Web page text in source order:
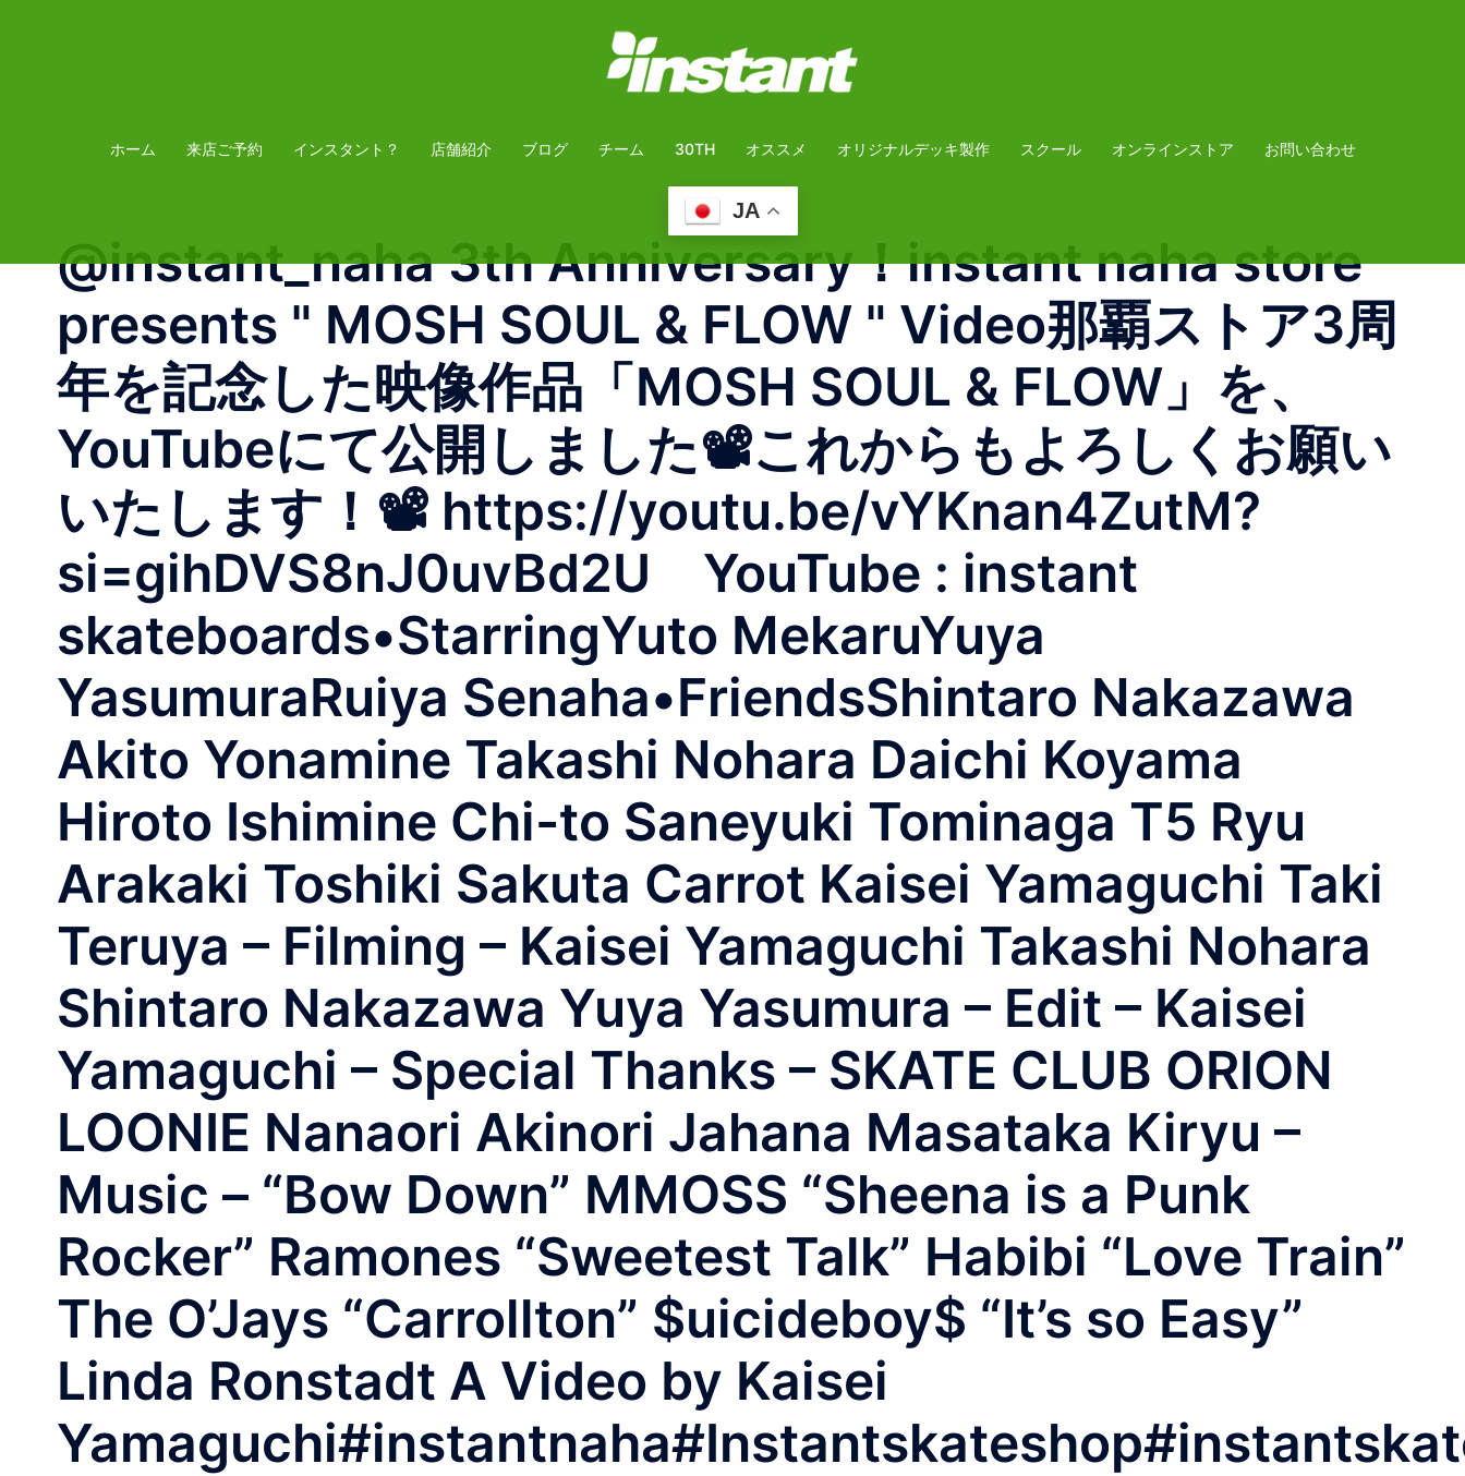
ホーム 来店ご予約 インスタント？ 店舗紹介 ブログ チーム 30TH オススメ オリジナルデッキ製作 スクール オンラインストア お問い合わせ
JA
@instant_naha 3th Anniversary！instant naha store
presents " MOSH SOUL & FLOW " Video那覇ストア3周
年を記念した映像作品「MOSH SOUL & FLOW」を、
YouTubeにて公開しました📽️これからもよろしくお願い
いたします！📽️ https://youtu.be/vYKnan4ZutM?
si=gihDVS8nJ0uvBd2U YouTube : instant
skateboards•StarringYuto MekaruYuya
YasumuraRuiya Senaha•FriendsShintaro Nakazawa
Akito Yonamine Takashi Nohara Daichi Koyama
Hiroto Ishimine Chi-to Saneyuki Tominaga T5 Ryu
Arakaki Toshiki Sakuta Carrot Kaisei Yamaguchi Taki
Teruya – Filming – Kaisei Yamaguchi Takashi Nohara
Shintaro Nakazawa Yuya Yasumura – Edit – Kaisei
Yamaguchi – Special Thanks – SKATE CLUB ORION
LOONIE Nanaori Akinori Jahana Masataka Kiryu –
Music – “Bow Down” MMOSS “Sheena is a Punk
Rocker” Ramones “Sweetest Talk” Habibi “Love Train”
The O’Jays “Carrollton” $uicideboy$ “It’s so Easy”
Linda Ronstadt A Video by Kaisei